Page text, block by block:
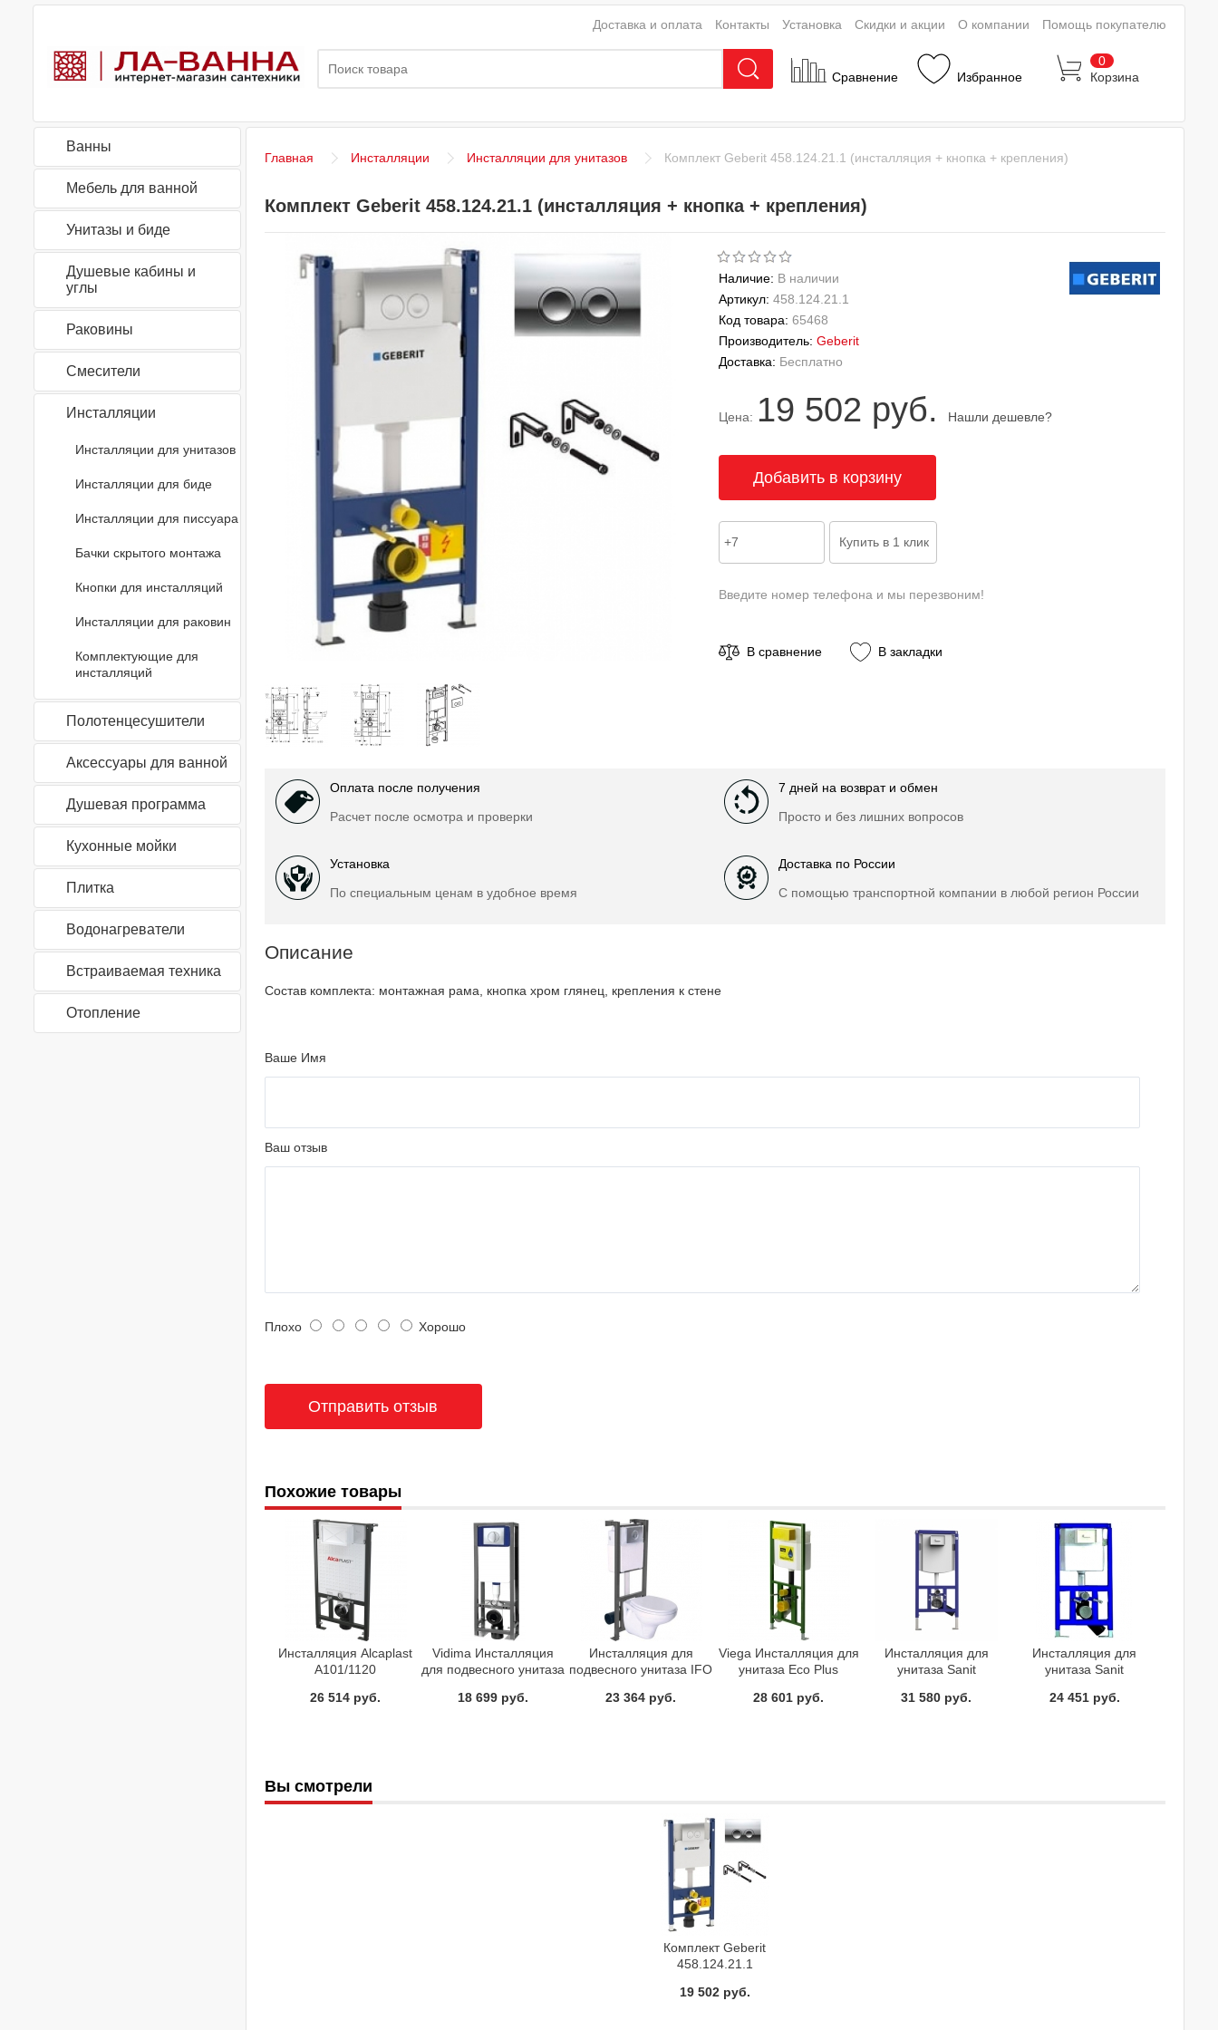
Сравнение Избранное
0
Корзина
Доставка и оплата Контакты Установка Скидки и акции О компании Помощь покупателю
Ванны
Мебель для ванной
Унитазы и биде
Душевые кабины и
углы
Раковины
Смесители
Инсталляции
Инсталляции для унитазов
Инсталляции для биде
Инсталляции для писсуара
Бачки скрытого монтажа
Кнопки для инсталляций
Инсталляции для раковин
Комплектующие для
инсталляций
Полотенцесушители
Аксессуары для ванной
Душевая программа
Кухонные мойки
Плитка
Водонагреватели
Встраиваемая техника
Отопление
Главная Инсталляции Инсталляции для унитазов Комплект Geberit 458.124.21.1 (инсталляция + кнопка + крепления)
Комплект Geberit 458.124.21.1 (инсталляция + кнопка + крепления)
Наличие: В наличии
Артикул: 458.124.21.1
Код товара: 65468
Производитель: Geberit
Доставка: Бесплатно
Цена: 19 502 руб. Нашли дешевле?
Введите номер телефона и мы перезвоним!
В сравнение В закладки
Оплата после получения
Расчет после осмотра и проверки
7 дней на возврат и обмен
Просто и без лишних вопросов
Установка
По специальным ценам в удобное время
Доставка по России
С помощью транспортной компании в любой регион России
Описание
Состав комплекта: монтажная рама, кнопка хром глянец, крепления к стене
Ваше Имя
Ваш отзыв
Плохо Хорошо
Похожие товары
Инсталляция Alcaplast
А101/1120
26 514 руб.
Vidima Инсталляция
для подвесного унитаза
W3093AA
18 699 руб.
Инсталляция для
подвесного унитаза IFO
23 364 руб.
Viega Инсталляция для
унитаза Eco Plus
28 601 руб.
Инсталляция для
унитаза Sanit
31 580 руб.
Инсталляция для
унитаза Sanit
24 451 руб.
Вы смотрели
Комплект Geberit
458.124.21.1
+ крепления)
19 502 руб.